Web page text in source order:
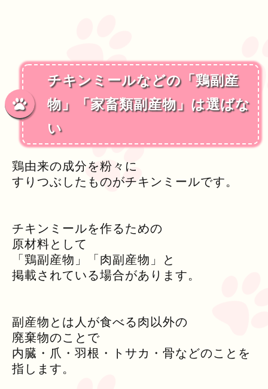
チキンミールなどの「鶏副産
物」「家畜類副産物」は選ばな
い
鶏由来の成分を粉々に
すりつぶしたものがチキンミールです。
チキンミールを作るための
原材料として
「鶏副産物」「肉副産物」と
掲載されている場合があります。
副産物とは人が食べる肉以外の
廃棄物のことで
内臓・爪・羽根・トサカ・骨などのことを
指します。